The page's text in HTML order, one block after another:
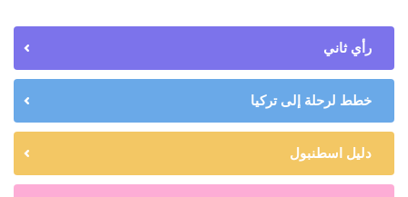
رأي ثاني
خطط لرحلة إلى تركيا
دليل اسطنبول